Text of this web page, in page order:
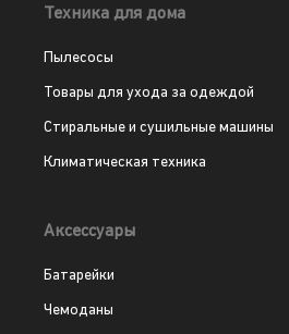
Техника для дома
Пылесосы
Товары для ухода за одеждой
Стиральные и сушильные машины
Климатическая техника
Аксессуары
Батарейки
Чемоданы